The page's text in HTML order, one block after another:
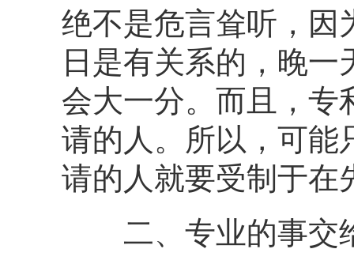
绝不是危言耸听，因
日是有关系的，晚
会大一分。而且，专
请的人。所以，可能
请的人就要受制于在
二、专业的事交